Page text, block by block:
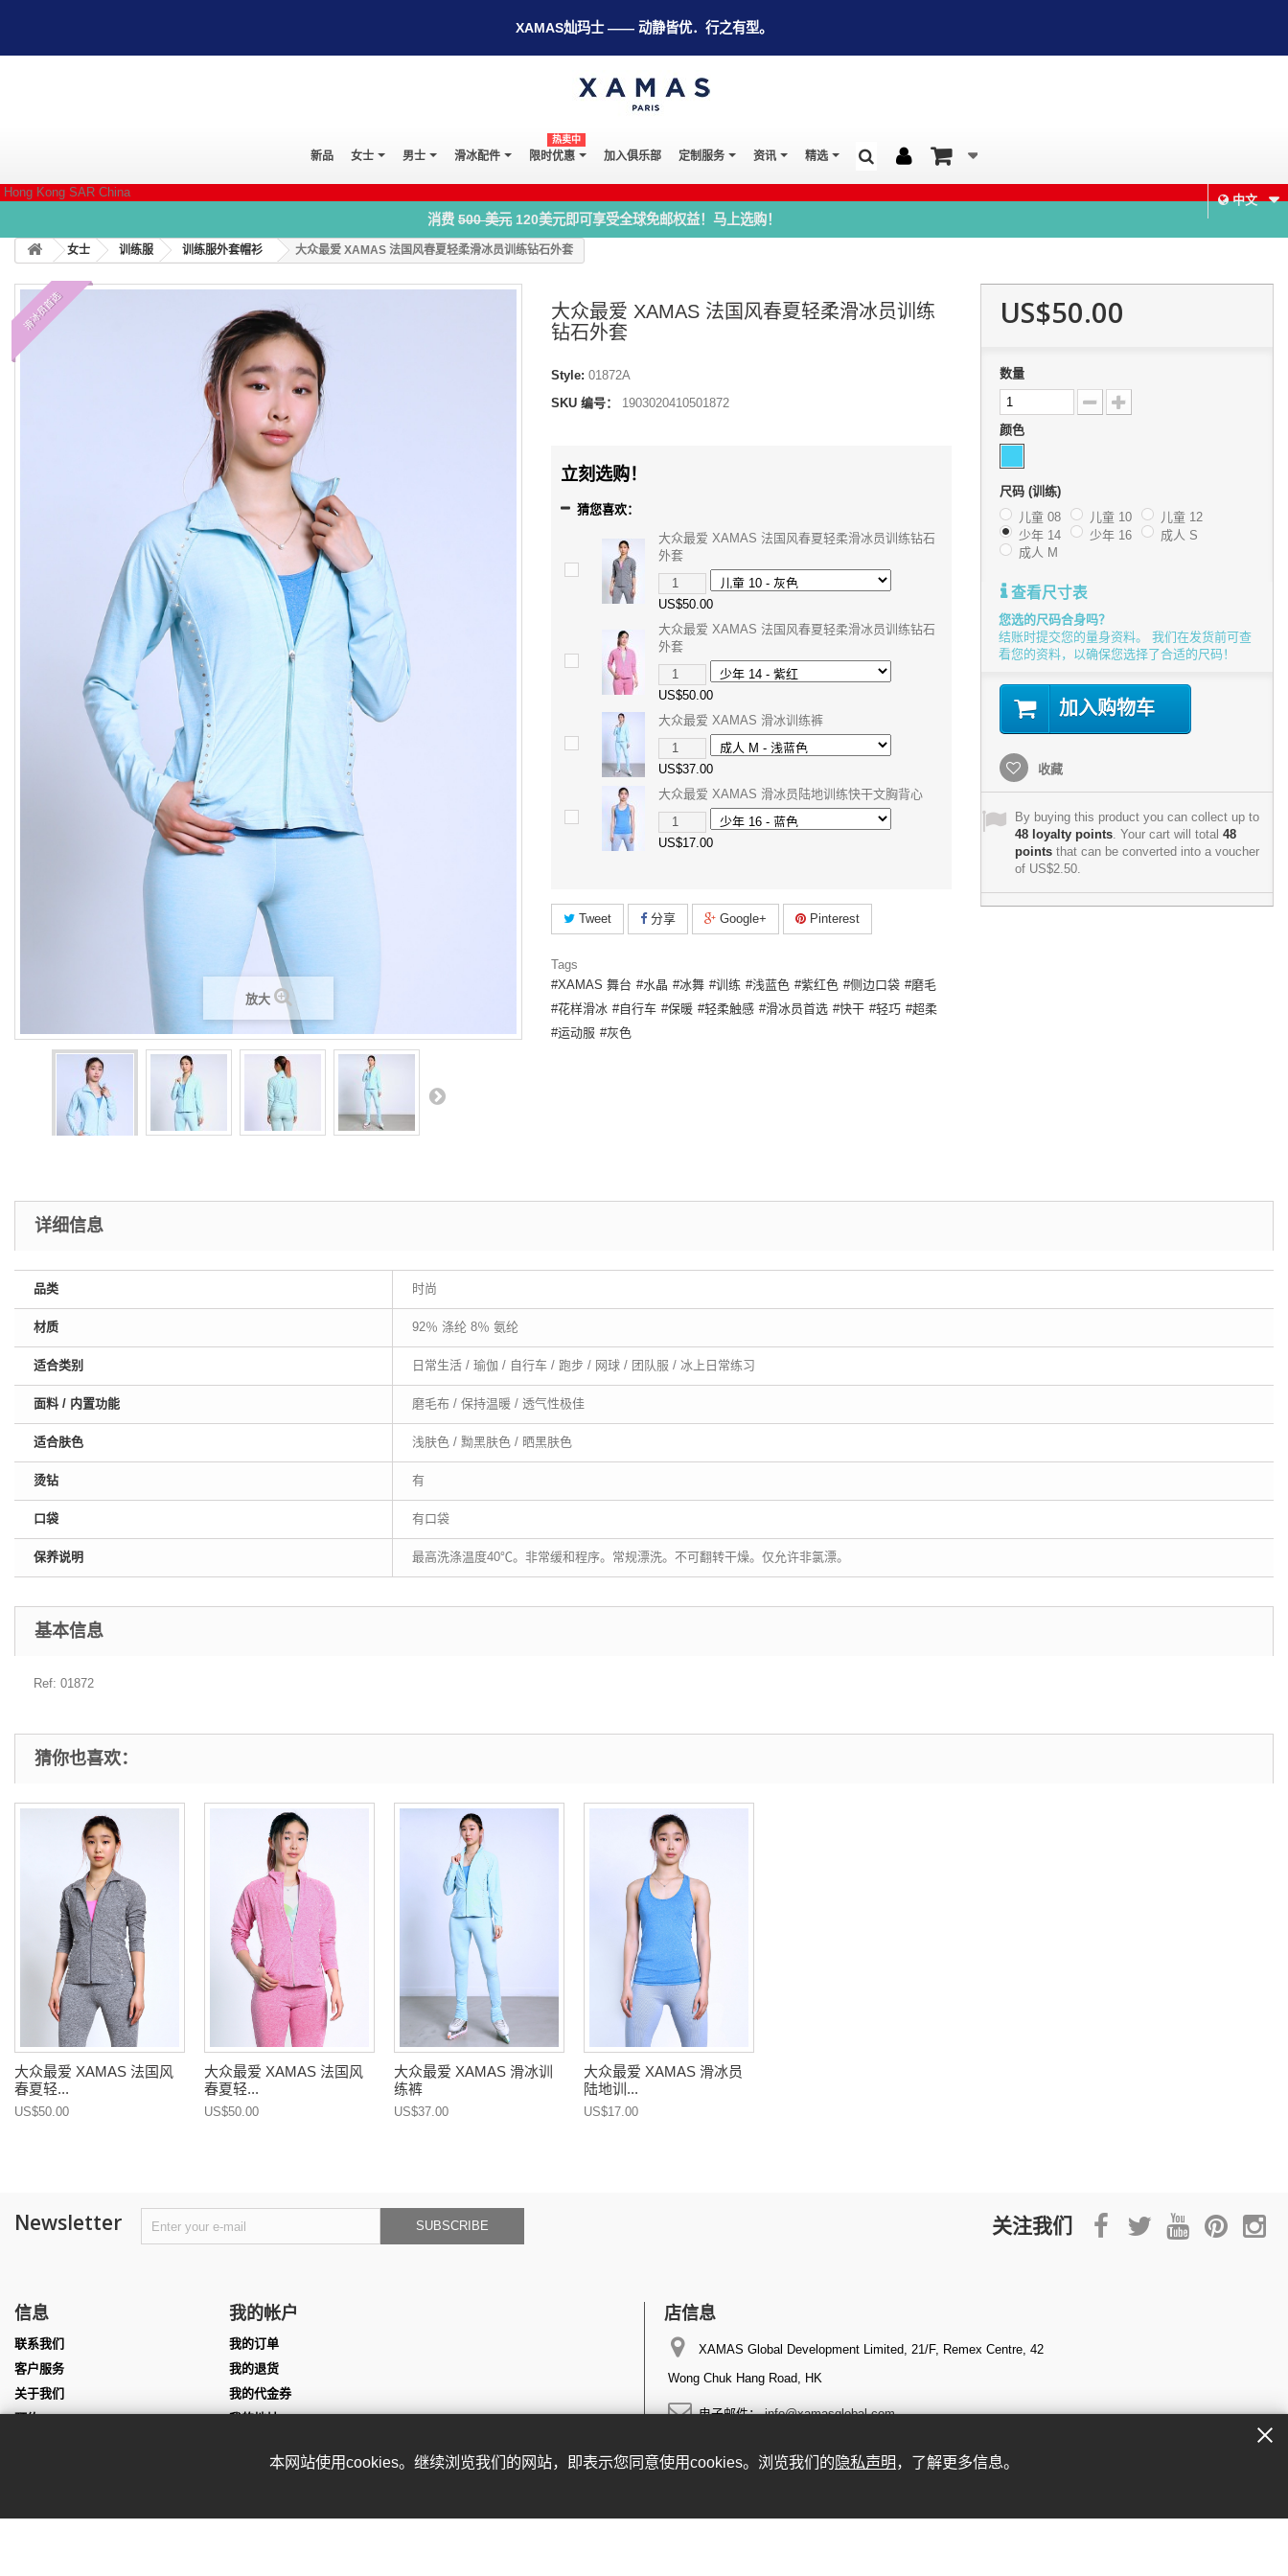
XAMAS灿玛士 —— 动静皆优．行之有型。
新品 女士 男士 滑冰配件 限时优惠
热卖中
加入俱乐部 定制服务 资讯 精选
Hong Kong SAR China
中文
消费 500 美元120美元即可享受全球免邮权益！马上选购！
女士 训练服 训练服外套帽衫 大众最爱 XAMAS 法国风春夏轻柔滑冰员训练钻石外套
放大
滑冰员首选
大众最爱 XAMAS 法国风春夏轻柔滑冰员训练
钻石外套
Style: 01872A
SKU 编号：
1903020410501872
立刻选购！
猜您喜欢：
大众最爱 XAMAS 法国风春夏轻柔滑冰员训练钻石
外套
US$50.00
大众最爱 XAMAS 法国风春夏轻柔滑冰员训练钻石
外套
US$50.00
大众最爱 XAMAS 滑冰训练裤
US$37.00
大众最爱 XAMAS 滑冰员陆地训练快干文胸背心
US$17.00
Tweet 分享 Google+ Pinterest
Tags
XAMAS 舞台
水晶 冰舞 训练 浅蓝色 紫红色 侧边口袋
磨毛
花样滑冰
自行车 保暖 轻柔触感 滑冰员首选 快干 轻巧
超柔
运动服
灰色
US$50.00
数量
颜色
尺码 (训练)
儿童 08
儿童 10
儿童 12
少年 14
少年 16
成人 S
成人 M
查看尺寸表
您选的尺码合身吗？
结账时提交您的量身资料。 我们在发货前可查
看您的资料，以确保您选择了合适的尺码！
加入购物车
收藏
By buying this product you can collect up to
48loyalty points. Your cart will total 48
pointsthat can be converted into a voucher
of US$2.50.
详细信息
品类 时尚
材质 92％ 涤纶 8％ 氨纶
适合类别 日常生活 / 瑜伽 / 自行车 / 跑步 / 网球 / 团队服 / 冰上日常练习
面料 / 内置功能 磨毛布 / 保持温暖 / 透气性极佳
适合肤色 浅肤色 / 黝黑肤色 / 晒黑肤色
烫钻 有
口袋 有口袋
保养说明 最高洗涤温度40℃。非常缓和程序。常规漂洗。不可翻转干燥。仅允许非氯漂。
基本信息
Ref: 01872
猜你也喜欢：
大众最爱 XAMAS 法国风
春夏轻...
US$50.00
大众最爱 XAMAS 法国风
春夏轻...
US$50.00
大众最爱 XAMAS 滑冰训
练裤
US$37.00
大众最爱 XAMAS 滑冰员
陆地训...
US$17.00
Newsletter SUBSCRIBE 关注我们
信息
联系我们
客户服务
关于我们
预约
我的帐户
我的订单
我的退货
我的代金券
我的地址
我的凭证
店信息
XAMAS Global Development Limited, 21/F, Remex Centre, 42
Wong Chuk Hang Road, HK
电子邮件：info@xamasglobal.com
本网站使用cookies。继续浏览我们的网站，即表示您同意使用cookies。浏览我们的隐私声明 ，了解更多信息。